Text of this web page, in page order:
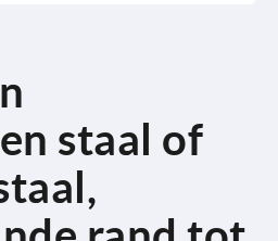
staal of